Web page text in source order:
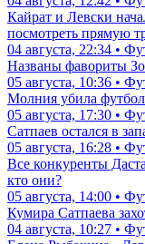
Кайрат и Левски
посмотреть прямую
04 августа, 22:34 •
Названы фавориты
05 августа, 10:36 •
Молния убила
05 августа, 17:30 •
Сатпаев остался в
05 августа, 16:28 •
Все конкуренты
кто они?
05 августа, 14:00 •
Кумира Сатпаева
04 августа, 10:27 •